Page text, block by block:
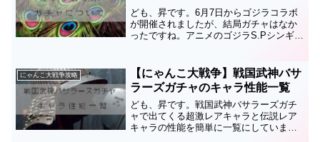
ども、昇です。6月7日からゴジラコラボ
が開催されましたが、結局ガチャはなか
ったですね。アニメのゴジラS.Pシンギュ
いたのですが残念です。ただゴジラのコ
ラボガチャがあった...
にゃんこ大戦争攻略
【にゃんこ大戦争】戦国武神バサ
ラーズガチャのキャラ性能一覧
ども、昇です。戦国武神バサラーズガチ
ャで出てくる超激レアキャラと伝説レア
キャラの性能を簡単に一覧にしていま